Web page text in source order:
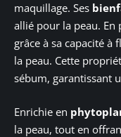
maquillage. Ses
allié pour la peau.
grâce à sa capacité
la peau. Cette
sébum, garantissant
Enrichie en
la peau, tout en